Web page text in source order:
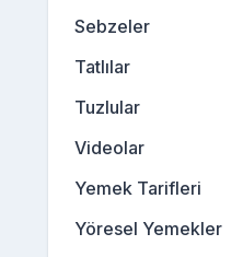
Sebzeler
Tatlılar
Tuzlular
Videolar
Yemek Tarifleri
Yöresel Yemekler